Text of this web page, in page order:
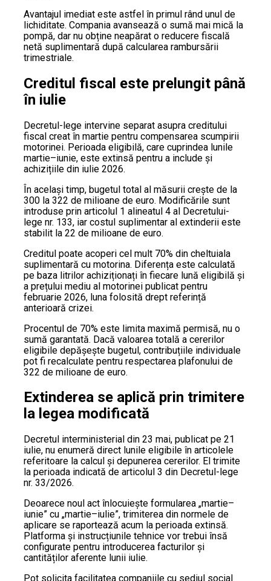
Avantajul imediat este astfel în primul rând unul de
lichiditate. Compania avansează o sumă mai mică la
pompă, dar nu obține neapărat o reducere fiscală
netă suplimentară după calcularea rambursării
trimestriale.
Creditul fiscal este prelungit până
în iulie
Decretul-lege intervine separat asupra creditului
fiscal creat în martie pentru compensarea scumpirii
motorinei. Perioada eligibilă, care cuprindea lunile
martie–iunie, este extinsă pentru a include și
achizițiile din iulie 2026.
În același timp, bugetul total al măsurii crește de la
300 la 322 de milioane de euro. Modificările sunt
introduse prin articolul 1 alineatul 4 al Decretului-
lege nr. 133, iar costul suplimentar al extinderii este
stabilit la 22 de milioane de euro.
Creditul poate acoperi cel mult 70% din cheltuiala
suplimentară cu motorina. Diferența este calculată
pe baza litrilor achiziționați în fiecare lună eligibilă și
a prețului mediu al motorinei publicat pentru
februarie 2026, luna folosită drept referință
anterioară crizei.
Procentul de 70% este limita maximă permisă, nu o
sumă garantată. Dacă valoarea totală a cererilor
eligibile depășește bugetul, contribuțiile individuale
pot fi recalculate pentru respectarea plafonului de
322 de milioane de euro.
Extinderea se aplică prin trimitere
la legea modificată
Decretul interministerial din 23 mai, publicat pe 21
iulie, nu enumeră direct lunile eligibile în articolele
referitoare la calcul și depunerea cererilor. El trimite
la perioada indicată de articolul 3 din Decretul-lege
nr. 33/2026.
Deoarece noul act înlocuiește formularea „martie–
iunie” cu „martie–iulie”, trimiterea din normele de
aplicare se raportează acum la perioada extinsă.
Platforma și instrucțiunile tehnice vor trebui însă
configurate pentru introducerea facturilor și
cantităților aferente lunii iulie.
Pot solicita facilitatea companiile cu sediul social